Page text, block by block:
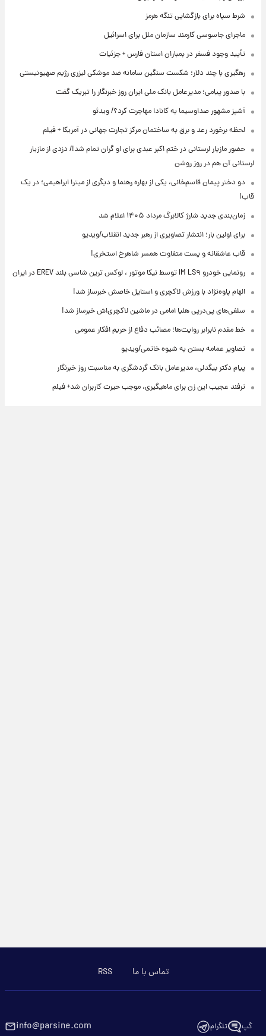
شرط سپاه برای بازگشایی تنگه هرمز
ماجرای جاسوسی کارمند سازمان ملل برای اسرائیل
تأیید وجود فسفر در بمباران استان فارس + جزئیات
رهگیری با چند دلار؛ شکست سنگین سامانه ضد موشکی لیزری رژیم صهیونیستی
با صدور پیامی؛ مدیرعامل بانک ملی ایران روز خبرنگار را تبریک گفت
آشپز مشهور صداوسیما به کانادا مهاجرت کرد؟/ ویدئو
لحظه برخورد رعد و برق به ساختمان مرکز تجارت جهانی در آمریکا + فیلم
حضور مازیار لرستانی در ختم اکبر عبدی برای او گران تمام شد!/ دزدی از مازیار
لرستانی آن هم در روز روشن
دو دختر پیمان قاسم‌خانی، یکی از بهاره رهنما و دیگری از میترا ابراهیمی؛ در یک
قاب!
زمان‌بندی جدید شارژ کالابرگ مرداد ۱۴۰۵ اعلام شد
برای اولین بار؛ انتشار تصاویری از رهبر جدید انقلاب/ویدیو
قاب عاشقانه و پست متفاوت همسر شاهرخ استخری!
رونمایی خودرو IM LS۹ توسط نیکا موتور ، لوکس ترین شاسی بلند EREV در ایران
الهام پاوه‌نژاد با ورزش لاکچری و استایل خاصش خبرساز شد!
سلفی‌های پی‌درپی هلیا امامی در ماشین لاکچری‌اش خبرساز شد!
خط مقدم نابرابر روایت‌ها؛ مصائب دفاع از حریم افکار عمومی
تصاویر عمامه بستن به شیوه خاتمی/ویدیو
پیام دکتر بیگدلی، مدیرعامل بانک گردشگری به مناسبت روز خبرنگار
ترفند عجیب این زن برای ماهیگیری، موجب حیرت کاربران شد+ فیلم
تماس با ما RSS
گپ تلگرام info@parsine.com